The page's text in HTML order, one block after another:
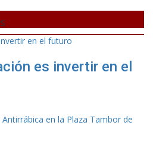
es invertir en el